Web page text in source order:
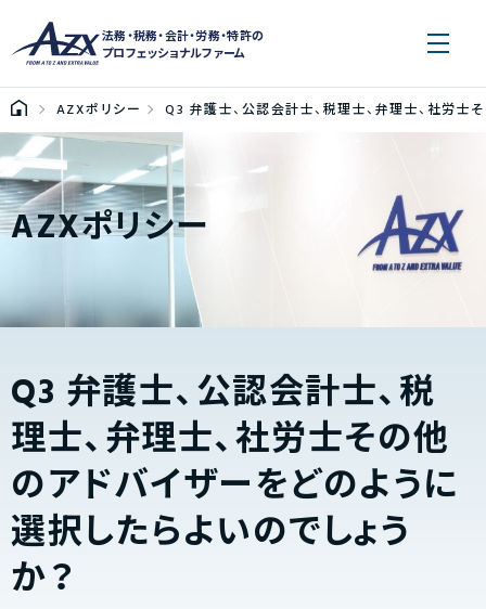
法務・税務・会計・労務・特許の
プロフェッショナルファーム
AZXポリシー Q3 弁護士、公認会計士、税理士、弁理士、社労士
AZXポリシー
Q3 弁護士、公認会計士、税
理士、弁理士、社労士その他
のアドバイザーをどのように
選択したらよいのでしょう
か？